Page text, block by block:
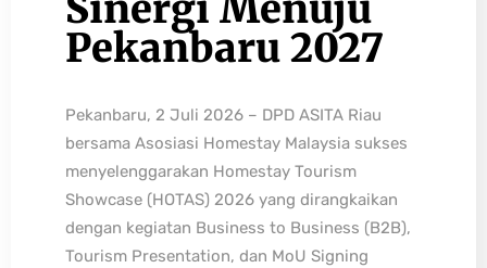
Pekanbaru 2027
Pekanbaru, 2 Juli 2026 – DPD ASITA Riau
bersama Asosiasi Homestay Malaysia sukses
menyelenggarakan Homestay Tourism
Showcase (HOTAS) 2026 yang dirangkaikan
dengan kegiatan Business to Business (B2B),
Tourism Presentation, dan MoU Signing